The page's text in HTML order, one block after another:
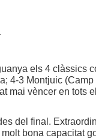
els 4 clàssics
4-3 Montjuic
mai vèncer en tots
del final.
bona capacitat